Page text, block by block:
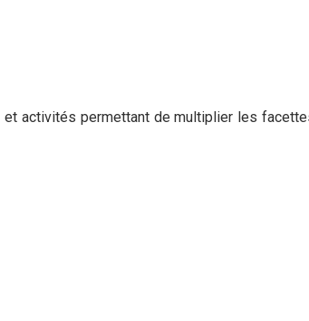
activités permettant de multiplier les